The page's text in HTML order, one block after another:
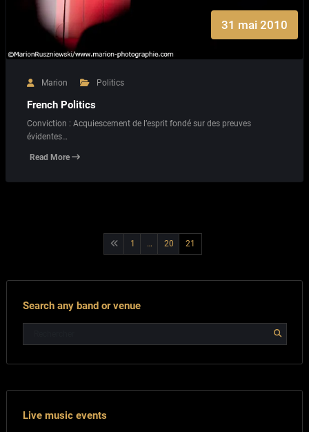
31 mai 2010
Marion Politics
French Politics
Conviction : Acquiescement de l’esprit fondé sur des preuves
évidentes…
Read More
1 … 20 21
Search any band or venue
Live music events